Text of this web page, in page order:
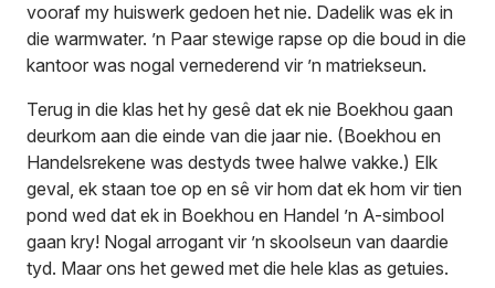
vooraf my huiswerk gedoen het nie. Dadelik was ek in
die warmwater. ’n Paar stewige rapse op die boud in die
kantoor was nogal vernederend vir ’n matriekseun.
Terug in die klas het hy gesê dat ek nie Boekhou gaan
deurkom aan die einde van die jaar nie. (Boekhou en
Handelsrekene was destyds twee halwe vakke.) Elk
geval, ek staan toe op en sê vir hom dat ek hom vir tien
pond wed dat ek in Boekhou en Handel ’n A-simbool
gaan kry! Nogal arrogant vir ’n skoolseun van daardie
tyd. Maar ons het gewed met die hele klas as getuies.